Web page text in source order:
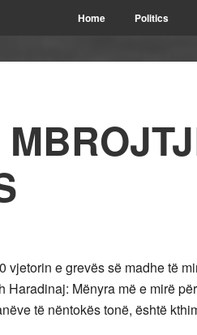
Home Politics
vjetorin e grevës së madhe të
Haradinaj: Mënyra më e mirë
të nëntokës tonë, është